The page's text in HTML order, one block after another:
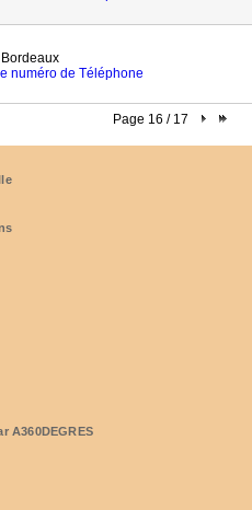
numéro de Téléphone
Page 16 / 17
A360DEGRES